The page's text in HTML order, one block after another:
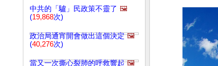
中共的「驢」民政策不靈了 🖼️
(19,868次)
政治局通宵開會做出這個決定 🖼️
(40,276次)
當又一次撕心裂肺的呼救響起 🖼️